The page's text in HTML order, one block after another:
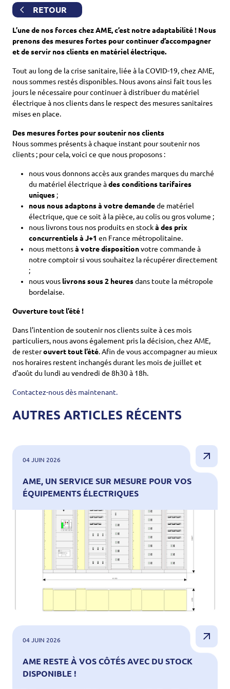
RETOUR
L’une de nos forces chez AME, c’est notre adaptabilité ! Nous
prenons des mesures fortes pour continuer d’accompagner
et de servir nos clients en matériel électrique.
Tout au long de la crise sanitaire, liée à la COVID-19, chez AME,
nous sommes restés disponibles. Nous avons ainsi fait tous les
jours le nécessaire pour continuer à distribuer du matériel
électrique à nos clients dans le respect des mesures sanitaires
mises en place.
Des mesures fortes pour soutenir nos clients
Nous sommes présents à chaque instant pour soutenir nos
clients ; pour cela, voici ce que nous proposons :
nous vous donnons accès aux grandes marques du marché
du matériel électrique àdes conditions tarifaires
uniques ;
nous nous adaptons à votre demandede matériel
électrique, que ce soit à la pièce, au colis ou gros volume ;
nous livrons tous nos produits en stockà des prix
concurrentiels à J+1 en France métropolitaine.
nous mettonsà votre dispositionvotre commande à
notre comptoir si vous souhaitez la récupérer directement
;
nous vous livrons sous 2 heuresdans toute la métropole
bordelaise.
Ouverture tout l’été !
Dans l’intention de soutenir nos clients suite à ces mois
particuliers, nous avons également pris la décision, chez AME,
de resterouvert tout l’été. Afin de vous accompagner au mieux
nos horaires restent inchangés durant les mois de juillet et
d’août du lundi au vendredi de 8h30 à 18h.
Contactez-nous dès maintenant.
AUTRES ARTICLES RÉCENTS
04 JUIN 2026
AME, UN SERVICE SUR MESURE POUR VOS
ÉQUIPEMENTS ÉLECTRIQUES
04 JUIN 2026
AME RESTE À VOS CÔTÉS AVEC DU STOCK
DISPONIBLE !